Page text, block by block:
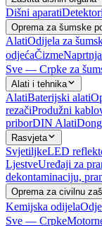
Dišni aparati
Oprema za šumske
AlatiOdijela za
odjećaČizme
Sve — Crpke za
Alati i tehnika
AlatiBaterijski alati
rezačiProdužni
priborDIN Alati
Rasvjeta
SvjetiljkeLED
LjestveUređaji za
dekontaminaciju,
Oprema za civilnu
Kemijska odijela
Sve — Crpke